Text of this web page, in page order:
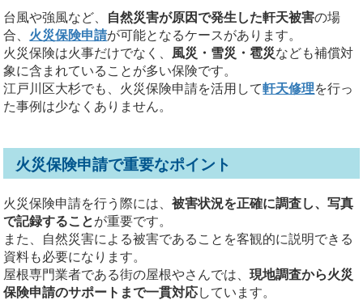
台風や強風など、 自然災害が原因で発生した軒天被害の場
合、 火災保険申請が可能となるケースがあります。
火災保険は火事だけでなく、 風災・雪災・雹災なども補償対
象に含まれていることが多い保険です。
江戸川区大杉でも、火災保険申請を活用して軒天修理を行っ
た事例は少なくありません。
火災保険申請で重要なポイント
火災保険申請を行う際には、被害状況を正確に調査し、写真
で記録することが重要です。
また、自然災害による被害であることを客観的に説明できる
資料も必要になります。
屋根専門業者である街の屋根やさんでは、現地調査から火災
保険申請のサポートまで一貫対応しています。